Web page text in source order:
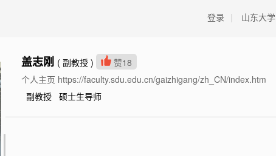
登录 | 山东大学
盖志刚 ( 副教授 ) 赞18
个人主页 https://faculty.sdu.edu.cn/gaizhigang/zh_CN/index.htm
副教授 硕士生导师